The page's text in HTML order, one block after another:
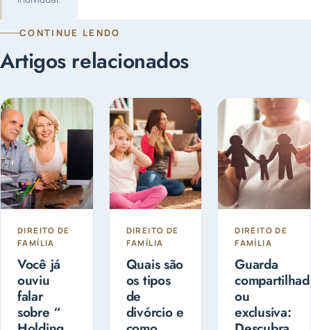
CONTINUE LENDO
Artigos relacionados
DIREITO DE
FAMÍLIA
Você já
ouviu
falar
sobre “
DIREITO DE
FAMÍLIA
Quais são
os tipos
de
divórcio e
DIREITO DE
FAMÍLIA
Guarda
ou
exclusiva: